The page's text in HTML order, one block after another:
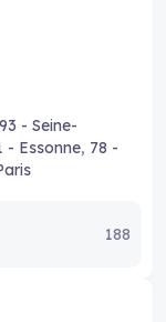
93 - Seine-
- Essonne, 78 -
188